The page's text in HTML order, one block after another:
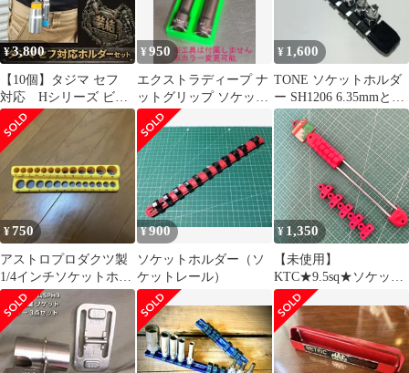
★3/8インチ★手工具★
ハンドツール★自動車
整備★バイク整備★車
載工具★DIY★プロオ
ート
¥3,800
【10個】タジマ セフ
対応 Hシリーズ ビッ
ト差し ソケットホルダ
ー 3連 マキタ ハイコ
ーキ 対応 インパクト
ソケット ビットホルダ
ー 後付け ホルダー
※非純正品
¥950
エクストラディープ ナ
ットグリップ ソケット
ホルダー コーケン 収納
Koken
¥ 1,600
TONE ソケットホルダ
ー SH1206 6.35mmとト
ルクスビット
¥750
アストロプロダクツ製
1/4インチソケットホル
ダー
¥900
ソケットホルダー（ソ
ケットレール）
¥1,350
【未使用】
KTC★9.5sq★ソケット
ホルダー★EHB305★旧
タイプ★EHB35★クリ
ップ計10個★EHB310相
当★京都機械工具★3/8
インチ★ソケット整理